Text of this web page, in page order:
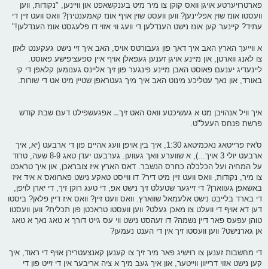
פארטרויערטע אויגן וואס קוקן צו מיר מיט בענקשאפט און וויינען, "נקודות, ווען
וועסטו אונז שוין אפליינען? ווען וועסט שוין אויף אונז קאמענטירן? וואס וועט זיין די
עתיד? קיינער קען אונז נישט הענדלען די וועג ווי אזוי דו פלעגסט אונז הענדלען!"
א ווייעך הארץ האב איך דאך פון געבורטס אויס, האב איך זיי נישט געקענט לאזן
צו לאנג ווארטן, און מיינע אויגן זענען געפאלן אויף איין ספעציפישע פאוסט.
ליינעדיג יענעם פאוסט האבן מיינע פינגער פון זיך אליינס גענומען קלאפן די קי
באורד, און נאך עטליכע מינוט האב איך מיך געטראפן שטיין מיט אט די שורות.
איך וויל אנהויבן מט א געשיכטע וואס האט זיך [נישט]
אפגעשפילט דעם שבת קודש
פרשת פנחס העעל"ט.
ס'איז פרייטאג נאכמיטאג 1:30, איך בין אויפן וועג אהיים פון די ארבעט (יא, איך
ארבעט יולי 3 אויך...), א שווערע וואך געווען. גערבעט יעדן טאג 8-9 שעה, טרוד
על המחיה ועל הכלכלה כחרס הנשבר. דאס הארץ איז צובראכן, און איך טראכט
צו מיר, נקודות, וואס וועט זיין מיט דיר? דו ווייסט טאקע נישט פארוואס א איד איז
באשאפן געווארן? די זייגער שטעלט זיך נישט אפ, די טעג רוקן זיך, די יארן לויפן,
די בארד בלייבט נישט אלעמאל שווארץ. וואס וועט זיין? וואס איז דיין פלאן? ביסטו
דען דא אויף די וועלט צו מאכן געלט? ווען וועסטו טראכטן פון תכלית? ווען וועסטו
טוהן עפעס פאר דיין נשמה? דו זעהסט נישט ווי עס גייט דורך א טאג נאך א טאג
אן גארנישט? ווען וועסטו זיך אין די הענט נעמען?
די מחשבות זענען צו רוישיג פאר מיר זיך צו קענען קאנצעטרירן אויף די ראוד, איך
קען נישט אזוי דרייוון ווייטער, און איך געב מיך א ציה אריבער אין די זייט פון די